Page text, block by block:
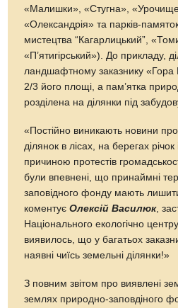
«Малишки», «Стугна»,
«Олександрія» та парків-
мистецтва “Кагарлицький”,
«П’ятигірський»). До прикладу,
ландшафтному заказнику «Гора
2/3 його площі, а пам’ятка
розділена на ділянки під
«Постійно виникають новини
ділянок в лісах, на берегах
причиною протестів
були впевнені, що принаймні
заповідного фонду мають
коментуєОлексій Василюк,
Національного екологічно
виявилось, що у багатьох
наявні чиїсь земельні ділянки!»
З повним звітом про виявлені
землях природно-заповдіного